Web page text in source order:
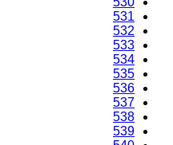
531
532
533
534
535
536
537
538
539